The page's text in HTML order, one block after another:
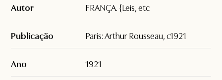
Autor FRANÇA. {Leis, etc
Publicação Paris: Arthur Rousseau, c1921
Ano 1921